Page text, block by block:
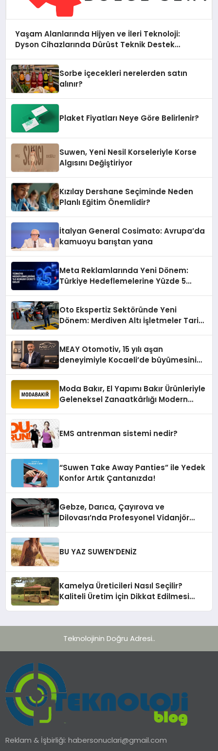
Yaşam Alanlarında Hijyen ve İleri Teknoloji:
Dyson Cihazlarında Dürüst Teknik Destek
Sorbe içecekleri nerelerden satın
alınır?
Plaket Fiyatları Neye Göre Belirlenir?
Suwen, Yeni Nesil Korseleriyle Korse
Algısını Değiştiriyor
Kızılay Dershane Seçiminde Neden
Planlı Eğitim Önemlidir?
İtalyan General Cosimato: Avrupa’da
kamuoyu barıştan yana
Meta Reklamlarında Yeni Dönem:
Türkiye Hedeflemelerine Yüzde 5
Oto Ekspertiz Sektöründe Yeni
Dönem: Merdiven Altı İşletmeler Tarih
MEAY Otomotiv, 15 yılı aşan
deneyimiyle Kocaeli’de büyümesini
Moda Bakır, El Yapımı Bakır Ürünleriyle
Geleneksel Zanaatkârlığı Modern
EMS antrenman sistemi nedir?
“Suwen Take Away Panties” ile Yedek
Konfor Artık Çantanızda!
Gebze, Darıca, Çayırova ve
Dilovası’nda Profesyonel Vidanjör
BU YAZ SUWEN’DENİZ
Kamelya Üreticileri Nasıl Seçilir?
Kaliteli Üretim İçin Dikkat Edilmesi
Teknolojinin Doğru Adresi..
Reklam & İşbirliği:habersonuclari@gmail.com